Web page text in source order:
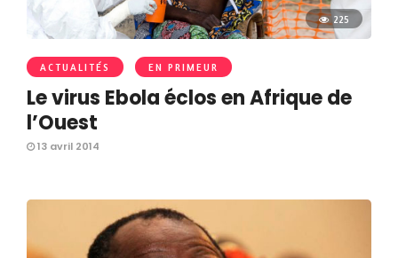
225
ACTUALITÉS EN PRIMEUR
Le virus Ebola éclos en Afrique de
l’Ouest
13 avril 2014